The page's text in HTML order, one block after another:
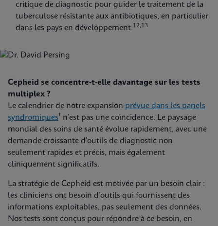
critique de diagnostic pour guider le traitement de la
tuberculose résistante aux antibiotiques, en particulier
dans les pays en développement.12,13
Cepheid se concentre-t-elle davantage sur les tests
multiplex ?
Le calendrier de notre expansion prévue dans les panels
syndromiques† n’est pas une coïncidence. Le paysage
mondial des soins de santé évolue rapidement, avec une
demande croissante d’outils de diagnostic non
seulement rapides et précis, mais également
cliniquement significatifs.
La stratégie de Cepheid est motivée par un besoin clair :
les cliniciens ont besoin d’outils qui fournissent des
informations exploitables, pas seulement des données.
Nos tests sont conçus pour répondre à ce besoin, en